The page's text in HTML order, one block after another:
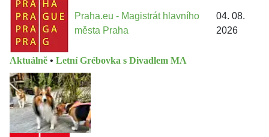
Praha.eu - Magistrát hlavního
města Praha
04. 08.
2026
Aktuálně • Letní Grébovka s Divadlem MA